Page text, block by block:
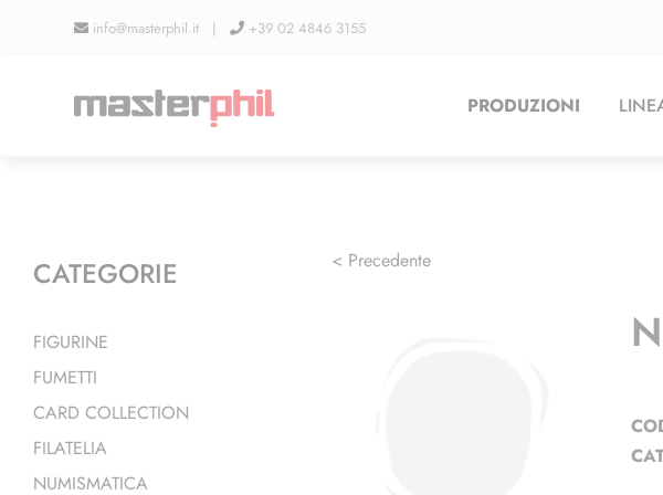
info@masterphil.it | +39 02 4846 3155
PRODUZIONI
< Precedente
CATEGORIE
FIGURINE
FUMETTI
CARD COLLECTION
FILATELIA
NUMISMATICA